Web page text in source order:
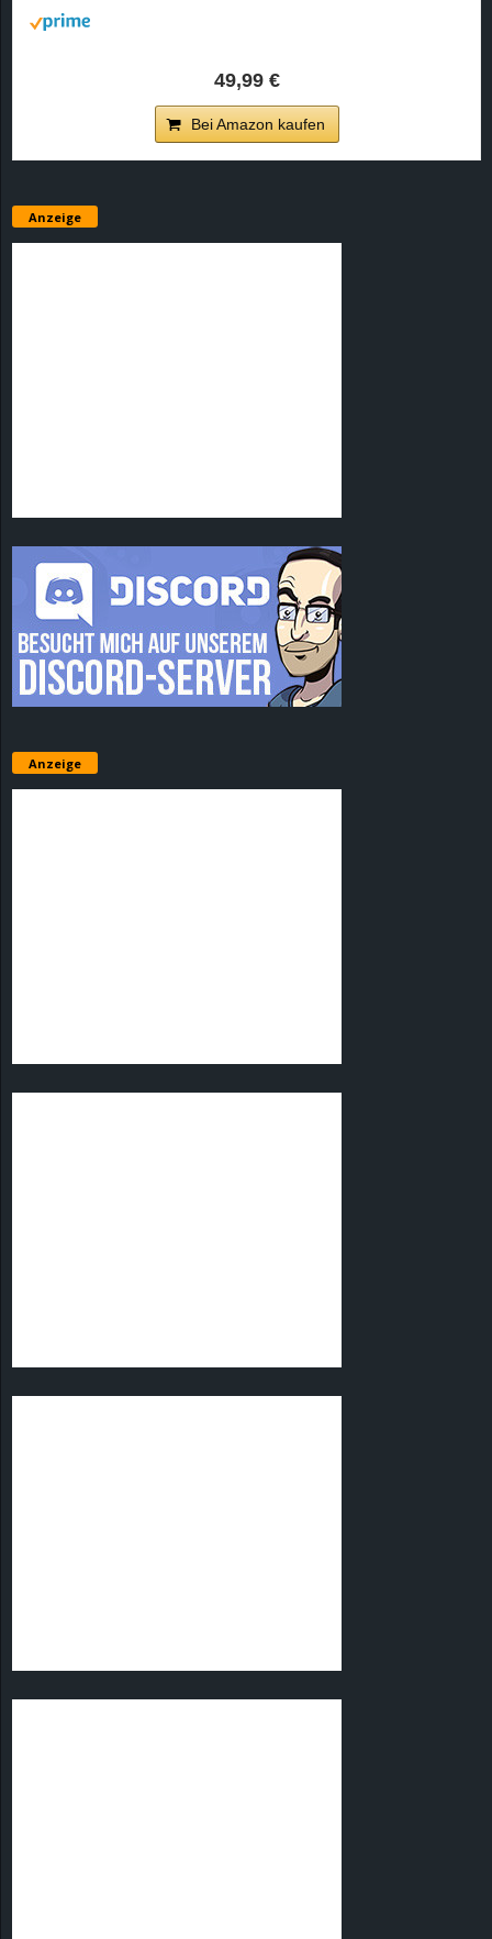
49,99 €
Bei Amazon kaufen
Anzeige
Anzeige